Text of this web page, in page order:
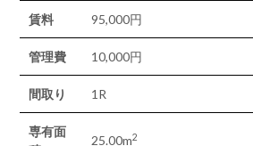
賃料 95,000円
管理費 10,000円
間取り 1R
専有面
25.00m2